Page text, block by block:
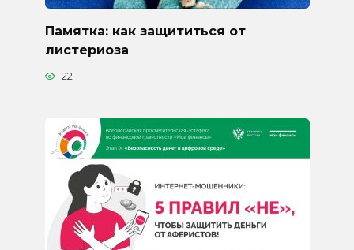
Памятка: как защититься от
листериоза
22